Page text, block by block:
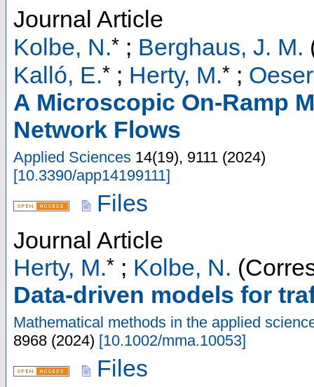
Journal Article
Kolbe, N.* ; Berghaus, J. M.
Kalló, E.* ; Herty, M.* ;
A Microscopic On-Ramp
Network Flows
Applied Sciences 14(19), 9111 (2024)
[10.3390/app14199111]
Files
Journal Article
Herty, M.* ; Kolbe, N.
Data-driven models for
Mathematical methods in the applied
8968 (2024) [10.1002/mma.10053]
Files